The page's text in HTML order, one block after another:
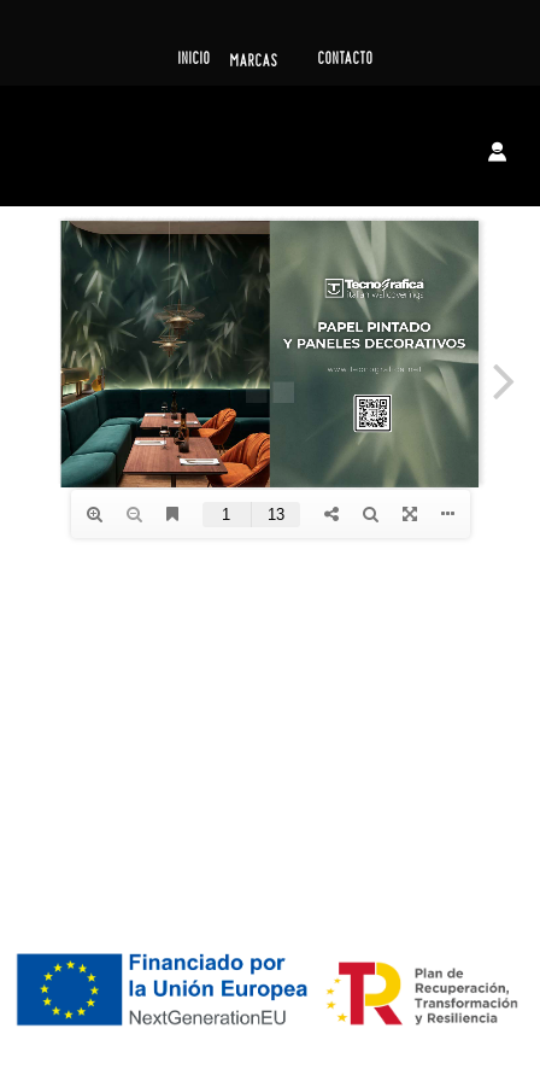
INICIO MARCAS CONTACTO